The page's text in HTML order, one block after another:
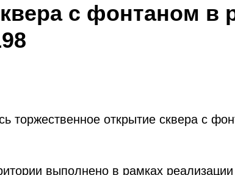
с фонтаном в
торжественное открытие сквера с
выполнено в рамках